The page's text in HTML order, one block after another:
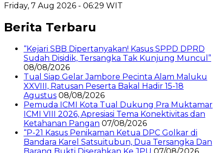
Friday, 7 Aug 2026 - 06:29 WIT
Berita Terbaru
“Kejari SBB Dipertanyakan! Kasus SPPD DPRD
Sudah Disidik, Tersangka Tak Kunjung Muncul”
08/08/2026
Tual Siap Gelar Jambore Pecinta Alam Maluku
XXVIII, Ratusan Peserta Bakal Hadir 15-18
Agustus 08/08/2026
Pemuda ICMI Kota Tual Dukung Pra Muktamar
ICMI VIII 2026, Apresiasi Tema Konektivitas dan
Ketahanan Pangan 07/08/2026
“P-21 Kasus Penikaman Ketua DPC Golkar di
Bandara Karel Satsuitubun, Dua Tersangka Dan
Barang Bukti Diserahkan Ke JPU 07/08/2026